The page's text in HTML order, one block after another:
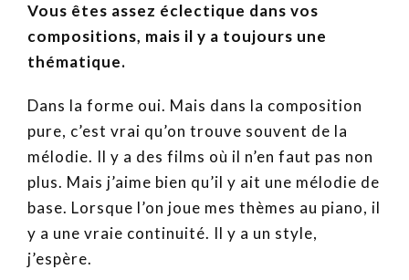
Vous êtes assez éclectique dans vos
compositions, mais il y a toujours une
thématique.
Dans la forme oui. Mais dans la composition
pure, c’est vrai qu’on trouve souvent de la
mélodie. Il y a des films où il n’en faut pas non
plus. Mais j’aime bien qu’il y ait une mélodie de
base. Lorsque l’on joue mes thèmes au piano, il
y a une vraie continuité. Il y a un style,
j’espère.